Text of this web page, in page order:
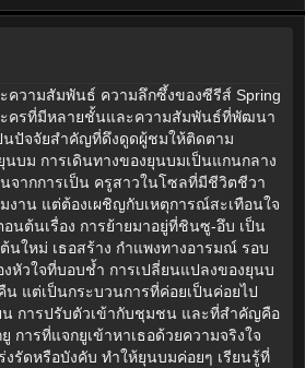
ความสัมพันธ์ ความลึกซึ้งของซีรีส์ Spring
ะครที่มีหลายชั้นและความสัมพันธ์ที่พัฒนา
นปัจจัยสำคัญที่ดึงดูดผู้ชมให้ติดตาม
บม การเดินทางของยุนบมเป็นแกนกลาง
นจากการเป็น ครูสาวในโซลที่มีชีวิตชีวา
งาน แต่ต้องเผชิญกับเหตุการณ์สะเทือนใจ
อนต้นเรื่อง การย้ายมาอยู่ที่ชินซู-อึบ เป็น
นใหม่ เธอสร้าง กำแพงทางอารมณ์ รอบ
งหัวใจที่บอบช้ำ การเปลี่ยนแปลงของยุนบ
แต่เป็นกระบวนการที่ค่อยเป็นค่อยไป
การปรับตัวเข้ากับชุมชน และที่สำคัญคือ
การที่แจกยูเข้าหาเธอด้วยความจริงใจ
งรัดหรือบังคับ ทำให้ยุนบมค่อยๆ เรียนรู้ที่